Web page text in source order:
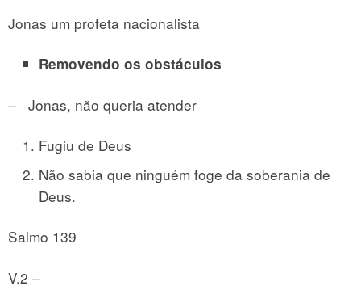
Jonas um profeta nacionalista
Removendo os obstáculos
– Jonas, não queria atender
Fugiu de Deus
Não sabia que ninguém foge da soberania de
Deus.
Salmo 139
V.2 –